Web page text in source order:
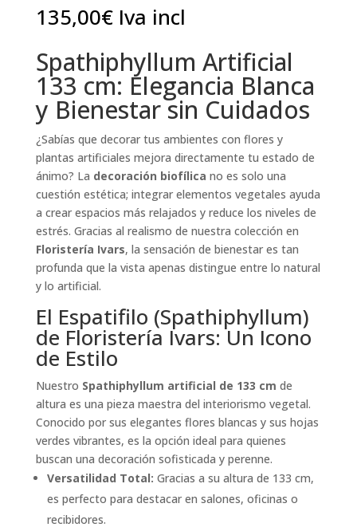
135,00€ Iva incl
Spathiphyllum Artificial
133 cm: Elegancia Blanca
y Bienestar sin Cuidados
¿Sabías que decorar tus ambientes con flores y
plantas artificiales mejora directamente tu estado de
ánimo? La decoración biofílica no es solo una
cuestión estética; integrar elementos vegetales ayuda
a crear espacios más relajados y reduce los niveles de
estrés. Gracias al realismo de nuestra colección en
Floristería Ivars, la sensación de bienestar es tan
profunda que la vista apenas distingue entre lo natural
y lo artificial.
El Espatifilo (Spathiphyllum)
de Floristería Ivars: Un Icono
de Estilo
Nuestro Spathiphyllum artificial de 133 cm de
altura es una pieza maestra del interiorismo vegetal.
Conocido por sus elegantes flores blancas y sus hojas
verdes vibrantes, es la opción ideal para quienes
buscan una decoración sofisticada y perenne.
Versatilidad Total: Gracias a su altura de 133 cm,
es perfecto para destacar en salones, oficinas o
recibidores.